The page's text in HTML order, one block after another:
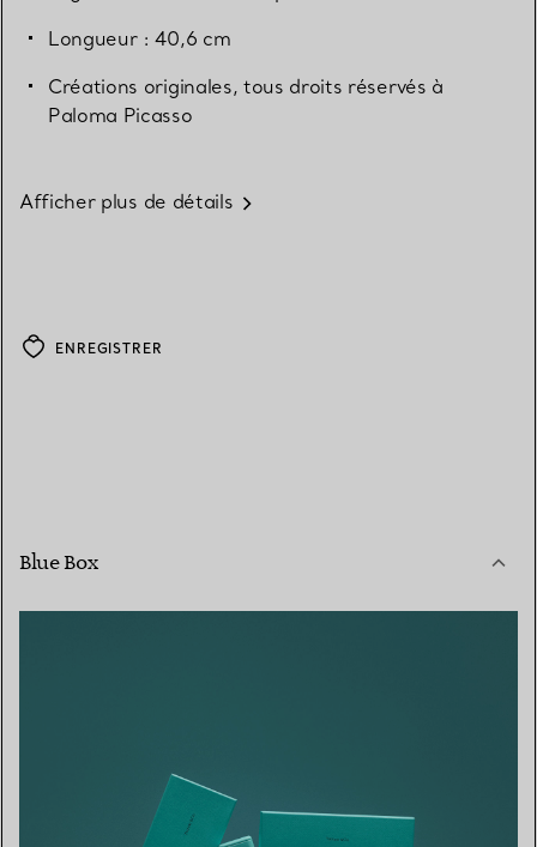
Longueur : 40,6 cm
Créations originales, tous droits réservés à
Paloma Picasso
Afficher plus de détails
ENREGISTRER
Blue Box